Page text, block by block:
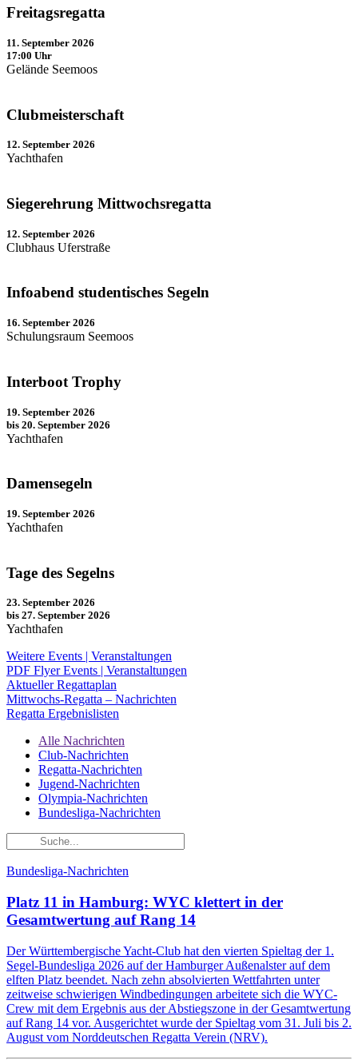
Freitagsregatta
11. September 2026
17:00 Uhr
Gelände Seemoos
Clubmeisterschaft
12. September 2026
Yachthafen
Siegerehrung Mittwochsregatta
12. September 2026
Clubhaus Uferstraße
Infoabend studentisches Segeln
16. September 2026
Schulungsraum Seemoos
Interboot Trophy
19. September 2026
bis 20. September 2026
Yachthafen
Damensegeln
19. September 2026
Yachthafen
Tage des Segelns
23. September 2026
bis 27. September 2026
Yachthafen
Weitere Events | Veranstaltungen
PDF Flyer Events | Veranstaltungen
Aktueller Regattaplan
Mittwochs-Regatta – Nachrichten
Regatta Ergebnislisten
Alle Nachrichten
Club-Nachrichten
Regatta-Nachrichten
Jugend-Nachrichten
Olympia-Nachrichten
Bundesliga-Nachrichten
Bundesliga-Nachrichten
Platz 11 in Hamburg: WYC klettert in der
Gesamtwertung auf Rang 14
Der Württembergische Yacht-Club hat den vierten Spieltag der 1.
Segel-Bundesliga 2026 auf der Hamburger Außenalster auf dem
elften Platz beendet. Nach zehn absolvierten Wettfahrten unter
zeitweise schwierigen Windbedingungen arbeitete sich die WYC-
Crew mit dem Ergebnis aus der Abstiegszone in der Gesamtwertung
auf Rang 14 vor. Ausgerichtet wurde der Spieltag vom 31. Juli bis 2.
August vom Norddeutschen Regatta Verein (NRV).